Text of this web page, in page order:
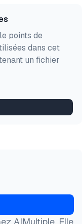
d'avis: Bright
le 24 Juillet
points de
dans cet
un fichier
AIMultiple. Elle